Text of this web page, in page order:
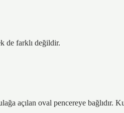
de farklı değildir.
açılan oval pencereye bağlıdır.